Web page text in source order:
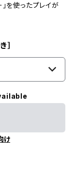
を使ったプレイが
］
け